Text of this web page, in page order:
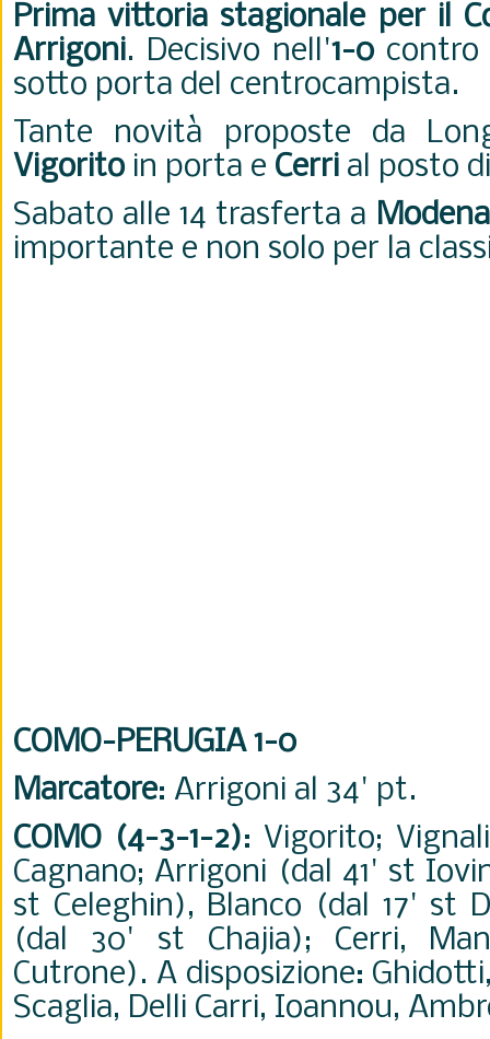
Prima vittoria stagionale per il
Arrigoni. Decisivo nell'1-0
sotto porta del centrocampista.
Tante novità proposte da
Vigoritoin porta e Cerri al posto
Sabato alle 14 trasferta a Modena
importante e non solo per la
COMO-PERUGIA 1-0
Marcatore: Arrigoni al 34' pt.
COMO (4-3-1-2): Vigorito;
Cagnano; Arrigoni (dal 41' st
st Celeghin), Blanco (dal 17' st
(dal 30' st Chajia); Cerri,
Cutrone). A disposizione:
Scaglia, Delli Carri, Ioannou,